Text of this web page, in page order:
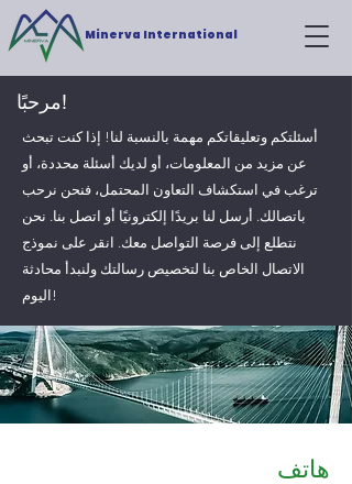
Minerva International
مرحبًا!
أسئلتكم وتعليقاتكم مهمة بالنسبة لنا! إذا كنت تبحث
عن مزيد من المعلومات، أو لديك أسئلة محددة، أو
ترغب في استكشاف التعاون المحتمل، فنحن نرحب
باتصالك. أرسل لنا بريدًا إلكترونيًا أو اتصل بنا. نحن
نتطلع إلى فرصة التواصل معك. انقر على نموذج
الاتصال الخاص بنا لتخصيص رسالتك ولنبدأ محادثة
اليوم!
هاتف